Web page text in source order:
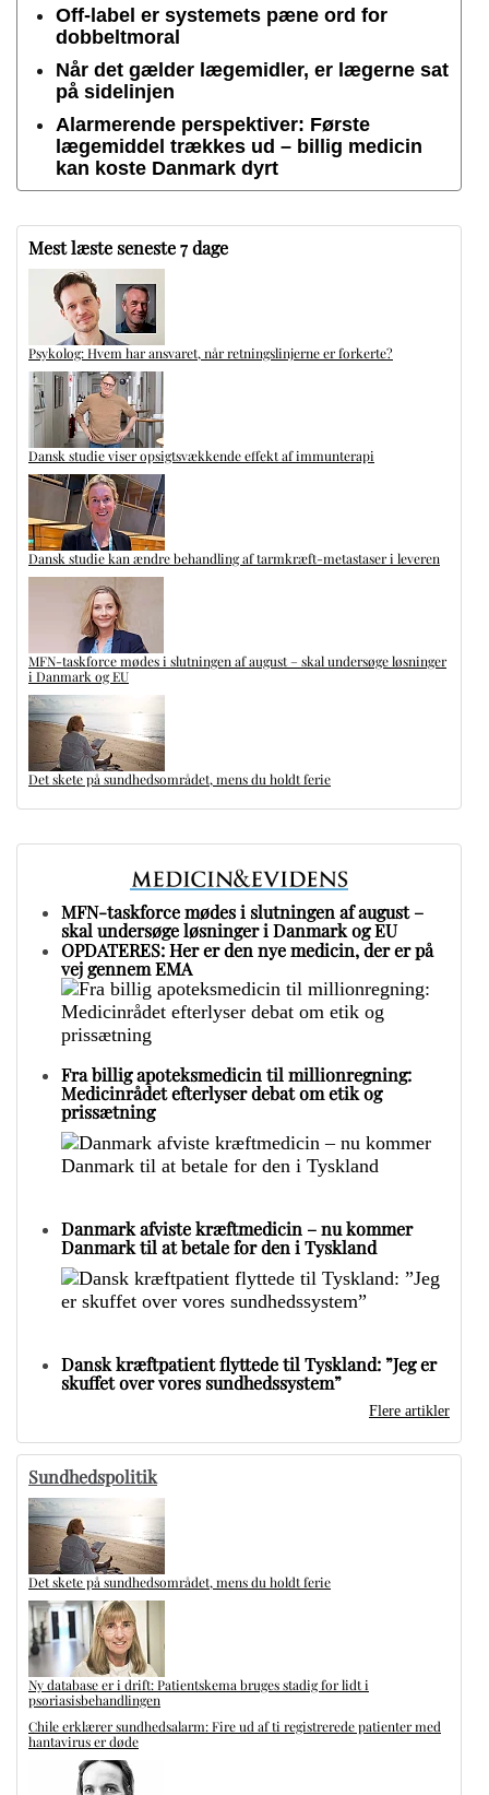
Off-label er systemets pæne ord for
dobbeltmoral
Når det gælder lægemidler, er lægerne sat
på sidelinjen
Alarmerende perspektiver: Første
lægemiddel trækkes ud – billig medicin
kan koste Danmark dyrt
Mest læste seneste 7 dage
Psykolog: Hvem har ansvaret, når retningslinjerne er forkerte?
Dansk studie viser opsigtsvækkende effekt af immunterapi
Dansk studie kan ændre behandling af tarmkræft-metastaser i leveren
MFN-taskforce mødes i slutningen af august – skal undersøge løsninger
i Danmark og EU
Det skete på sundhedsområdet, mens du holdt ferie
MFN-taskforce mødes i slutningen af august –
skal undersøge løsninger i Danmark og EU
OPDATERES: Her er den nye medicin, der er på
vej gennem EMA
Fra billig apoteksmedicin til millionregning:
Medicinrådet efterlyser debat om etik og
prissætning
Danmark afviste kræftmedicin – nu kommer
Danmark til at betale for den i Tyskland
Dansk kræftpatient flyttede til Tyskland: ”Jeg er
skuffet over vores sundhedssystem”
Flere artikler
Sundhedspolitik
Det skete på sundhedsområdet, mens du holdt ferie
Ny database er i drift: Patientskema bruges stadig for lidt i
psoriasisbehandlingen
Chile erklærer sundhedsalarm: Fire ud af ti registrerede patienter med
hantavirus er døde